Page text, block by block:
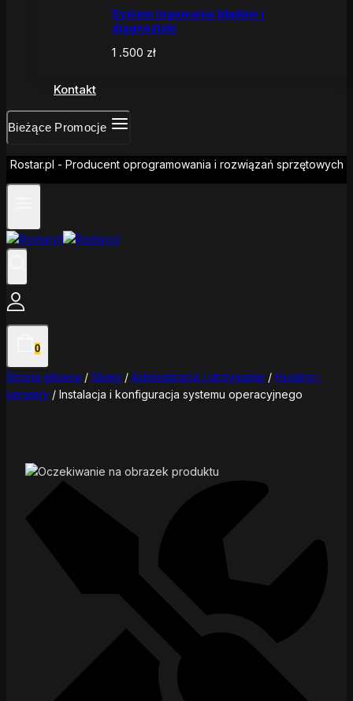
System logowania błędów i
diagnostyki
1 .500 zł
Kontakt
Bieżące Promocje
Rostar.pl - Producent oprogramowania i rozwiązań sprzętowych
0
Strona główna / Sklep / Administracja i utrzymanie / Hosting i
serwery / Instalacja i konfiguracja systemu operacyjnego